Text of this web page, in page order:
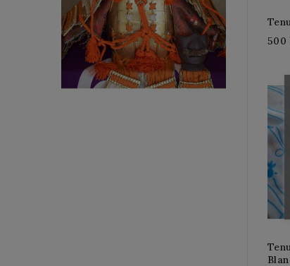
Homemade Gloves
500